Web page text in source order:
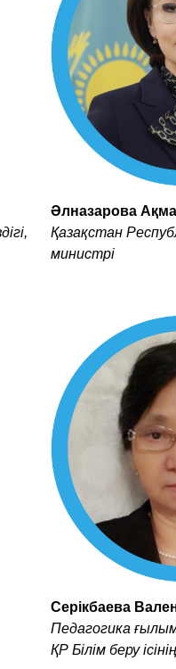
Әлназарова
Қазақстан
министрі
Серікбаева
Педагогика
ҚР Білім беру